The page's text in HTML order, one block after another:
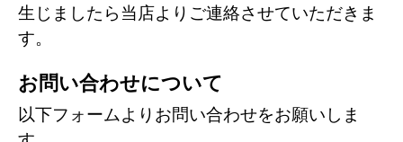
生じましたら当店よりご連絡させていただきま
す。
お問い合わせについて
以下フォームよりお問い合わせをお願いしま